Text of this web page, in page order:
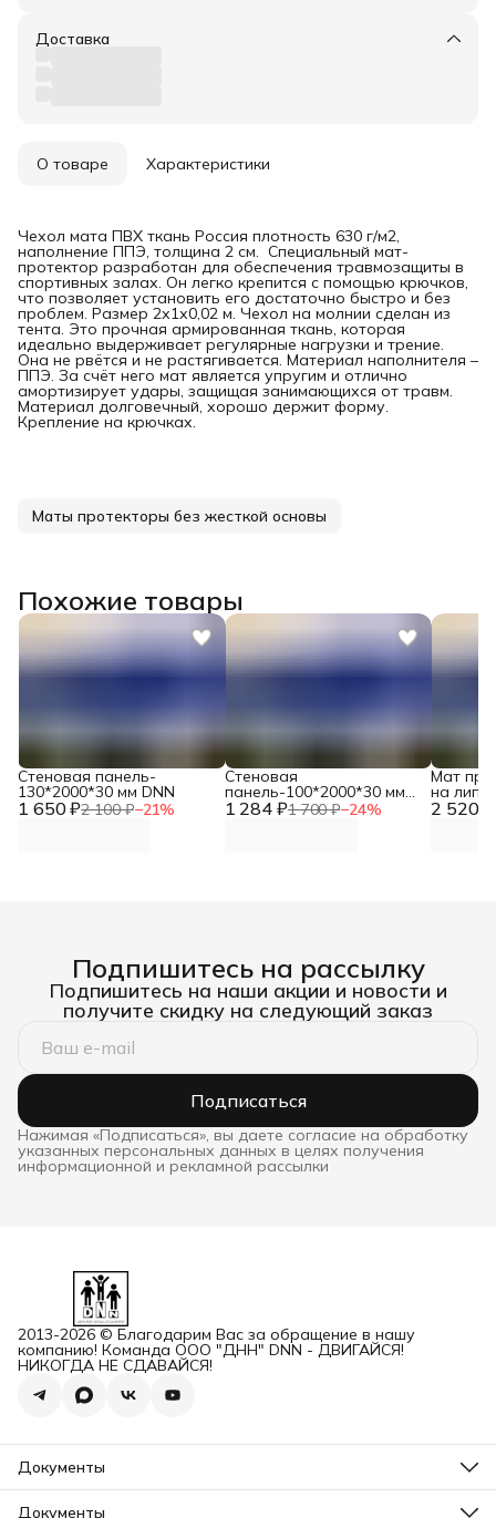
Доставка
О товаре Характеристики
Чехол мата ПВХ ткань Россия плотность 630 г/м2,
наполнение ППЭ, толщина 2 см. Специальный мат-
протектор разработан для обеспечения травмозащиты в
спортивных залах. Он легко крепится с помощью крючков,
что позволяет установить его достаточно быстро и без
проблем. Размер 2х1х0,02 м. Чехол на молнии сделан из
тента. Это прочная армированная ткань, которая
идеально выдерживает регулярные нагрузки и трение.
Она не рвётся и не растягивается. Материал наполнителя –
ППЭ. За счёт него мат является упругим и отлично
амортизирует удары, защищая занимающихся от травм.
Материал долговечный, хорошо держит форму.
Крепление на крючках.
Маты протекторы без жесткой основы
Похожие товары
1 650 ₽2 100 ₽−21%
Стеновая панель-
130*2000*30 мм DNN
1 284 ₽1 700 ₽−24%
Стеновая
панель-100*2000*30 мм
DNN 2 520 ₽
Мат
на
DNN
Подпишитесь на рассылку
Подпишитесь на наши акции и новости и
получите скидку на следующий заказ
Подписаться
Нажимая «Подписаться», вы даете согласие на обработку
указанных персональных данных в целях получения
информационной и рекламной рассылки
2013-2026 © Благодарим Вас за обращение в нашу
компанию! Команда ООО "ДНН" DNN - ДВИГАЙСЯ!
НИКОГДА НЕ СДАВАЙСЯ!
Документы
ОГРН
Карточка ООО ДННСПОРТ
Документы